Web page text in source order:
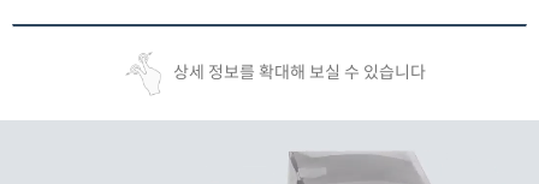
상세 정보를 확대해 보실 수 있습니다